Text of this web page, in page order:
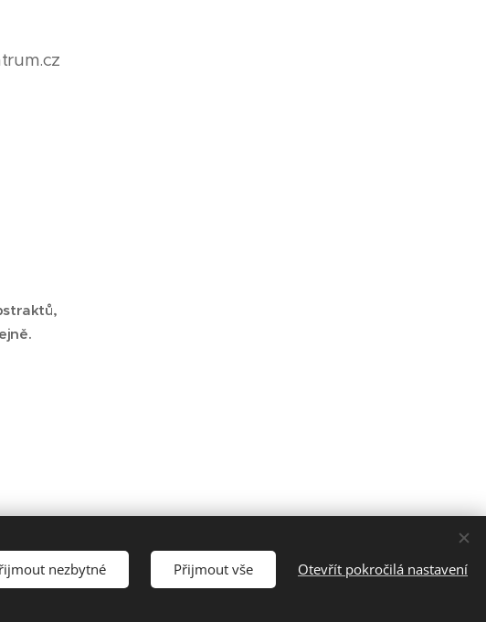
nezbytné Přijmout vše Otevřít pokročilá nastavení